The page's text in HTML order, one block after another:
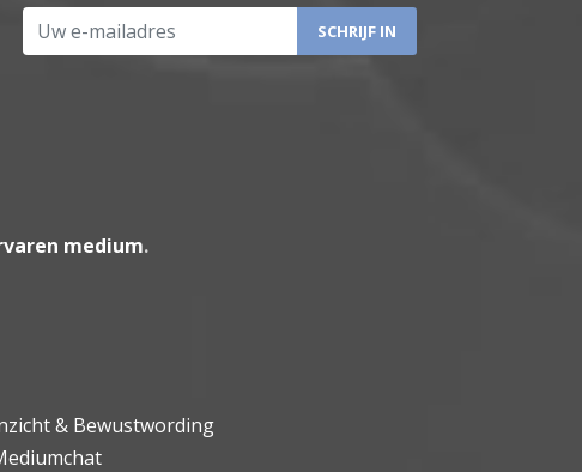
Uw e-mailadres
medium.
& Bewustwording